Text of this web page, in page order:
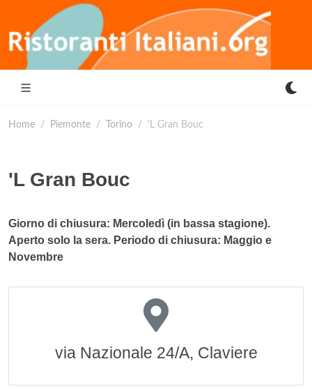
Home Piemonte Torino 'L Gran Bouc
'L Gran Bouc
Giorno di chiusura: Mercoledì (in bassa stagione).
Aperto solo la sera. Periodo di chiusura: Maggio e
Novembre
via Nazionale 24/A, Claviere